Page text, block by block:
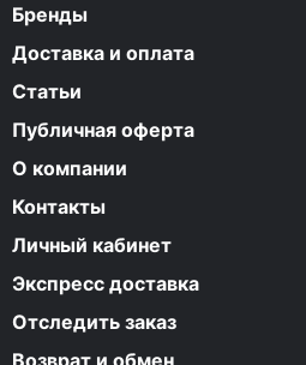
Бренды
Доставка и оплата
Статьи
Публичная оферта
О компании
Контакты
Личный кабинет
Экспресс доставка
Отследить заказ
Возврат и обмен